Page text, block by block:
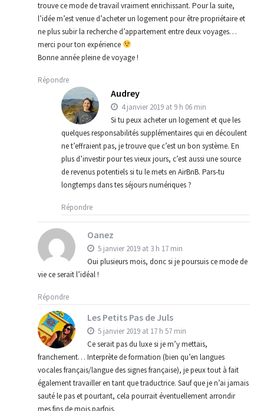
trouve ce mode de travail vraiment enrichissant. Pour la suite,
l’idée m’est venue d’acheter un logement pour être propriétaire et
ne plus subir la recherche d’appartement entre deux voyages…
merci pour ton expérience
Bonne année pleine de voyage !
Répondre
Audrey
4 janvier 2019 at 9 h 06 min
Si tu peux acheter un logement et que les
quelques responsabilités supplémentaires qui en découlent
ne t’effraient pas, je trouve que c’est un bon système. En
plus d’investir pour tes vieux jours, c’est aussi une source
de revenus potentiels si tu le mets en AirBnB. Pars-tu
longtemps dans tes séjours numériques ?
Répondre
Oanez
5 janvier 2019 at 3 h 17 min
Oui plusieurs mois, donc si je poursuis ce mode de
vie ce serait l’idéal !
Répondre
Les Petits Pas de Juls
5 janvier 2019 at 17 h 57 min
Ce serait pas du luxe si je m’y mettais,
franchement… Interprète de formation (bien qu’en langues
vocales français/langue des signes française), je peux tout à fait
également travailler en tant que traductrice. Sauf que je n’ai jamais
sauté le pas et pourtant, cela pourrait éventuellement arrondir